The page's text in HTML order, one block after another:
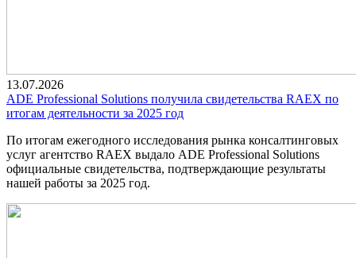
13.07.2026
ADE Professional Solutions получила свидетельства RAEX по
итогам деятельности за 2025 год
По итогам ежегодного исследования рынка консалтинговых
услуг агентство RAEX выдало ADE Professional Solutions
официальные свидетельства, подтверждающие результаты
нашей работы за 2025 год.